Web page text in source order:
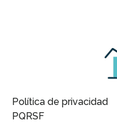
Política de privacidad
PQRSF